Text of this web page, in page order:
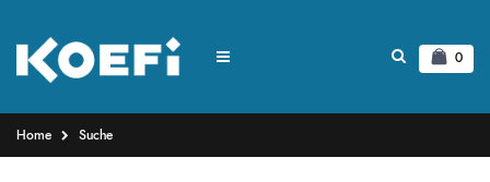
0
Home Suche